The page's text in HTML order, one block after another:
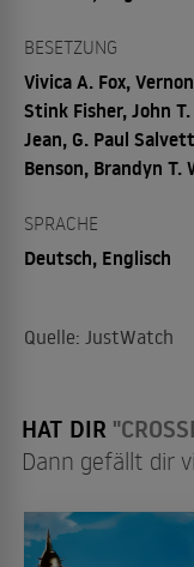
BESETZUNG
Vivica A. Fox,
Stink Fisher, John
Jean, G. Paul
Benson, Brandyn T.
SPRACHE
Deutsch, Englisch
Quelle: JustWatch
HAT DIR
Dann gefällt dir